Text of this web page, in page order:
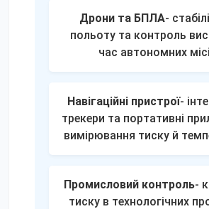
Дрони та БПЛА-
польоту та контроль
час автономних
Навігаційні пристрої-
трекери та портативні
вимірювання тиску й
Промисловий контроль-
тиску в технологічних